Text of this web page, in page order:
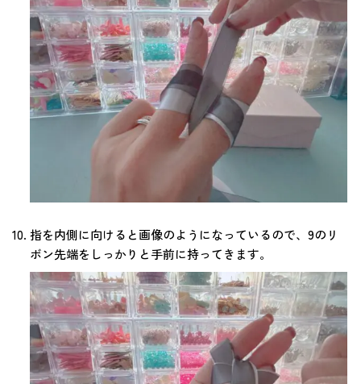
指を内側に向けると画像のようになっているので、9のリ
ボン先端をしっかりと手前に持ってきます。